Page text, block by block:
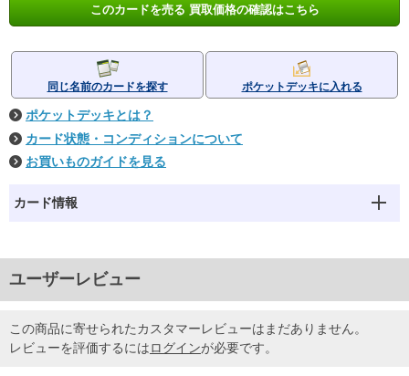
このカードを売る 買取価格の確認はこちら
同じ名前のカードを探す ポケットデッキに入れる
ポケットデッキとは？
カード状態・コンディションについて
お買いものガイドを見る
カード情報
ユーザーレビュー
この商品に寄せられたカスタマーレビューはまだありません。
レビューを評価するにはログインが必要です。